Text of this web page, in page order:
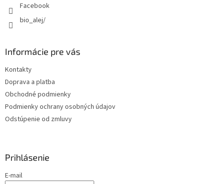
Facebook
bio_alej/
Informácie pre vás
Kontakty
Doprava a platba
Obchodné podmienky
Podmienky ochrany osobných údajov
Odstúpenie od zmluvy
Prihlásenie
E-mail